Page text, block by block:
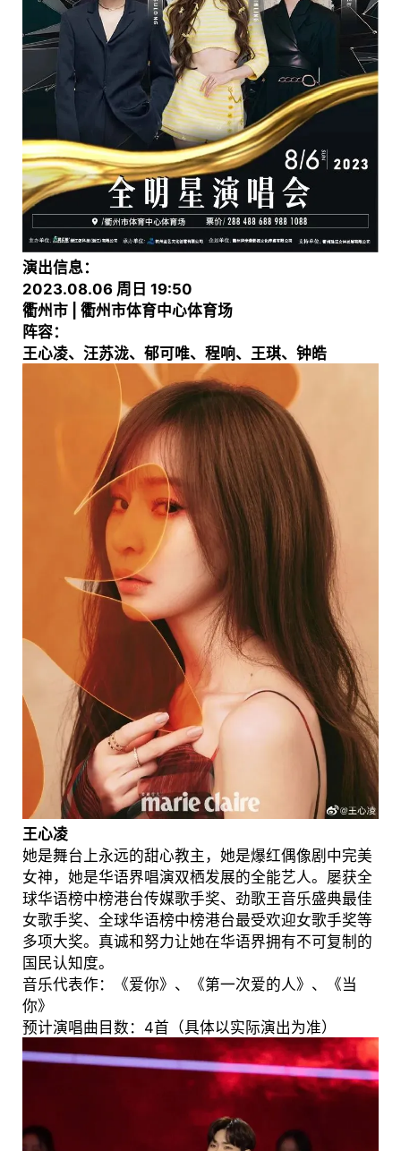
演出信息：
2023.08.06 周日 19:50
衢州市 | 衢州市体育中心体育场
阵容：
王心凌、汪苏泷、郁可唯、程响、王琪、钟皓
王心凌
她是舞台上永远的甜心教主，她是爆红偶像剧中完美
女神，她是华语界唱演双栖发展的全能艺人。屡获全
球华语榜中榜港台传媒歌手奖、劲歌王音乐盛典最佳
女歌手奖、全球华语榜中榜港台最受欢迎女歌手奖等
多项大奖。真诚和努力让她在华语界拥有不可复制的
国民认知度。
音乐代表作：《爱你》、《第一次爱的人》、《当
你》
预计演唱曲目数：4首（具体以实际演出为准）